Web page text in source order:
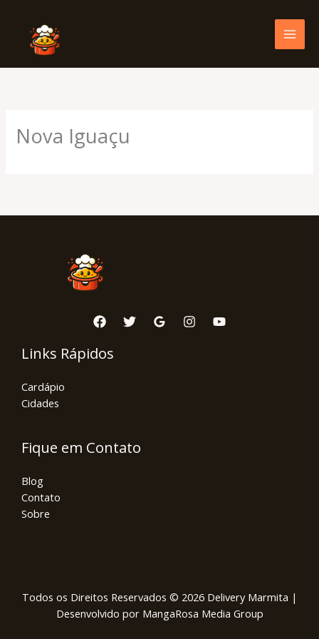
content
Nova Iguaçu
Links Rápidos
Cardápio
Cidades
Fique em Contato
Blog
Contato
Sobre
Todos os Direitos Reservados © 2026 Delivery Marmita |
Desenvolvido por MangaRosa Media Group